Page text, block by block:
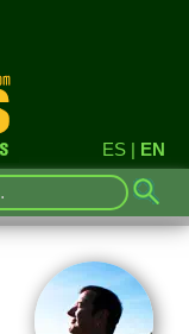
ES | EN